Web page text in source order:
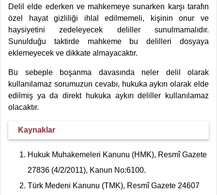
Delil elde ederken ve mahkemeye sunarken karşı tarafın
özel hayat gizliliği ihlal edilmemeli, kişinin onur ve
haysiyetini zedeleyecek deliller sunulmamalıdır.
Sunulduğu taktirde mahkeme bu delilleri dosyaya
eklemeyecek ve dikkate almayacaktır.
Bu sebeple boşanma davasında neler delil olarak
kullanılamaz sorumuzun cevabı, hukuka aykırı olarak elde
edilmiş ya da direkt hukuka aykırı deliller kullanılamaz
olacaktır.
Kaynaklar
Hukuk Muhakemeleri Kanunu (HMK), Resmî Gazete
27836 (4/2/2011), Kanun No:6100.
Türk Medeni Kanunu (TMK), Resmî Gazete 24607